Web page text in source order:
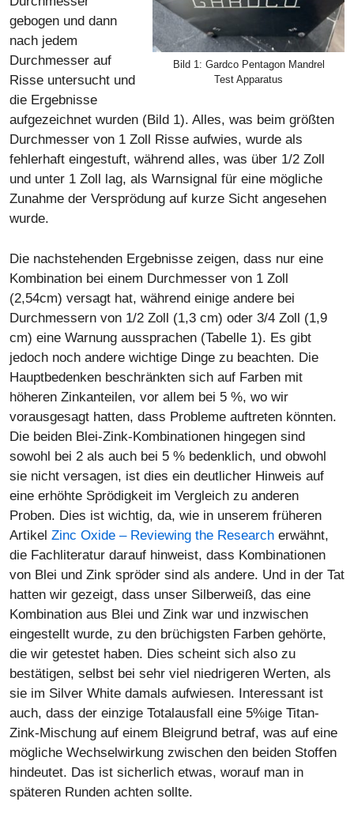
Bild 1: Gardco Pentagon Mandrel
Test Apparatus
gebogen und dann
nach jedem
Durchmesser auf
Risse untersucht und
die Ergebnisse
aufgezeichnet wurden (Bild 1). Alles, was beim größten
Durchmesser von 1 Zoll Risse aufwies, wurde als
fehlerhaft eingestuft, während alles, was über 1/2 Zoll
und unter 1 Zoll lag, als Warnsignal für eine mögliche
Zunahme der Versprödung auf kurze Sicht angesehen
wurde.
Die nachstehenden Ergebnisse zeigen, dass nur eine
Kombination bei einem Durchmesser von 1 Zoll
(2,54cm) versagt hat, während einige andere bei
Durchmessern von 1/2 Zoll (1,3 cm) oder 3/4 Zoll (1,9
cm) eine Warnung aussprachen (Tabelle 1). Es gibt
jedoch noch andere wichtige Dinge zu beachten. Die
Hauptbedenken beschränkten sich auf Farben mit
höheren Zinkanteilen, vor allem bei 5 %, wo wir
vorausgesagt hatten, dass Probleme auftreten könnten.
Die beiden Blei-Zink-Kombinationen hingegen sind
sowohl bei 2 als auch bei 5 % bedenklich, und obwohl
sie nicht versagen, ist dies ein deutlicher Hinweis auf
eine erhöhte Sprödigkeit im Vergleich zu anderen
Proben. Dies ist wichtig, da, wie in unserem früheren
Artikel Zinc Oxide – Reviewing the Research erwähnt,
die Fachliteratur darauf hinweist, dass Kombinationen
von Blei und Zink spröder sind als andere. Und in der Tat
hatten wir gezeigt, dass unser Silberweiß, das eine
Kombination aus Blei und Zink war und inzwischen
eingestellt wurde, zu den brüchigsten Farben gehörte,
die wir getestet haben. Dies scheint sich also zu
bestätigen, selbst bei sehr viel niedrigeren Werten, als
sie im Silver White damals aufwiesen. Interessant ist
auch, dass der einzige Totalausfall eine 5%ige Titan-
Zink-Mischung auf einem Bleigrund betraf, was auf eine
mögliche Wechselwirkung zwischen den beiden Stoffen
hindeutet. Das ist sicherlich etwas, worauf man in
späteren Runden achten sollte.